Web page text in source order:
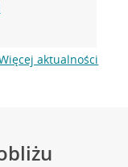
aktualności